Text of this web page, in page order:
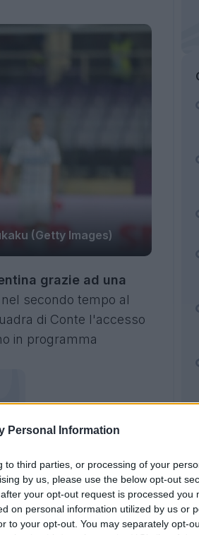
Personal Information
to third parties, or processing of your
by us, please use the below opt-out
your opt-out request is processed you
on personal information utilized by us or
to your opt-out. You may separately opt-
(Getty Images)
grazie ad una
secondo tempo al
di Conte l'accesso
in programma